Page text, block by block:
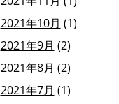
2021年10月 (1)
2021年9月 (2)
2021年8月 (2)
2021年7月 (1)